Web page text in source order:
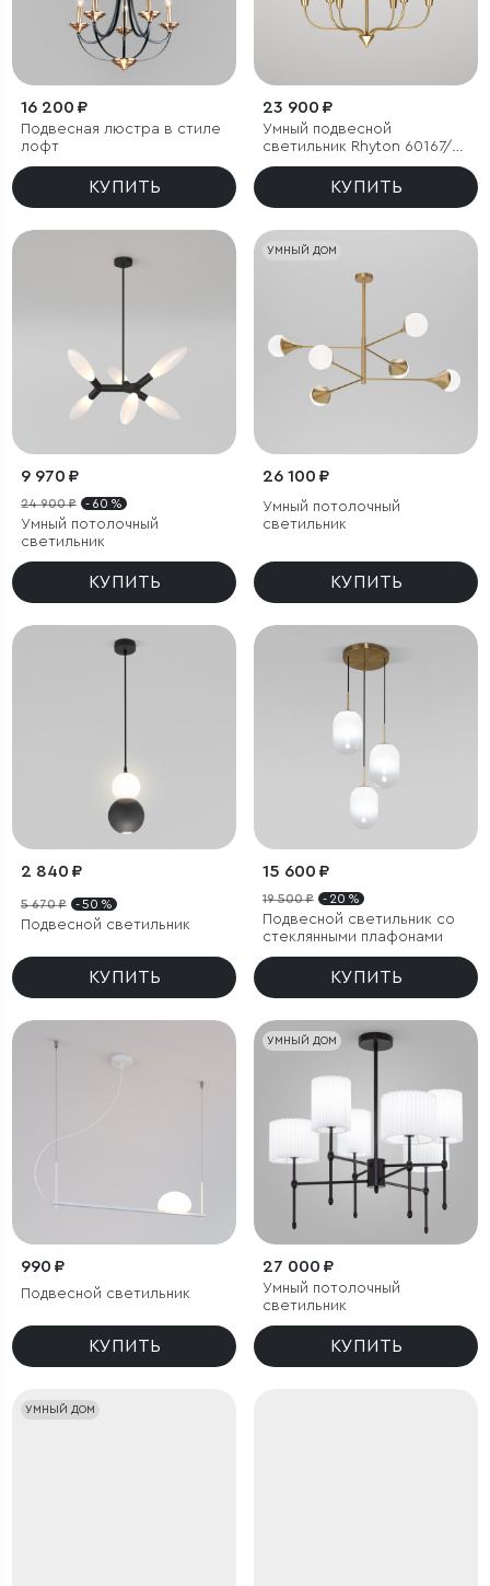
16 200 ₽
Подвесная люстра в стиле
лофт
КУПИТЬ
23 900 ₽
Умный подвесной
светильник Rhyton 60167/6
латунь
КУПИТЬ
9 970 ₽
24 900 ₽ - 60 %
Умный потолочный
светильник
КУПИТЬ
УМНЫЙ ДОМ
26 100 ₽
Умный потолочный
светильник
КУПИТЬ
2 840 ₽
5 670 ₽ - 50 %
Подвесной светильник
КУПИТЬ
15 600 ₽
19 500 ₽ - 20 %
Подвесной светильник со
стеклянными плафонами
КУПИТЬ
990 ₽
Подвесной светильник
КУПИТЬ
УМНЫЙ ДОМ
27 000 ₽
Умный потолочный
светильник
КУПИТЬ
УМНЫЙ ДОМ